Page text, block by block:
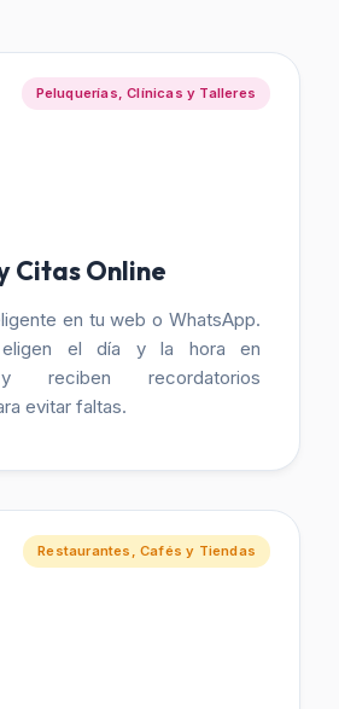
Peluquerías, Clínicas y Talleres
Citas Online
en tu web o WhatsApp.
eligen el día y la hora en
reciben recordatorios
evitar faltas.
Restaurantes, Cafés y Tiendas